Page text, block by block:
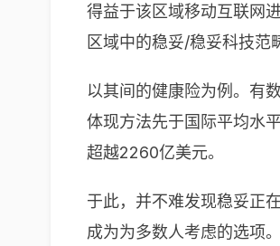
得益于该区域移动互联网
区域中的稳妥/稳妥科技范
以其间的健康险为例。有
体现方法先于国际平均水
超越2260亿美元。
于此，并不难发现稳妥正
成为为多数人考虑的选项